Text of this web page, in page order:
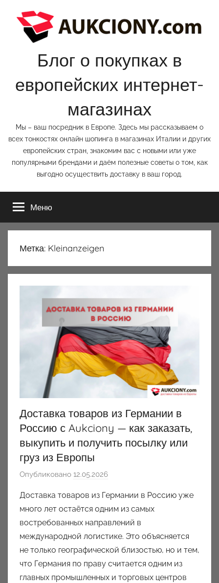
содержимому
Блог о покупках в
европейских интернет-
магазинах
Мы – ваш посредник в Европе. Здесь мы рассказываем о
всех тонкостях онлайн шопинга в магазинах Италии и других
европейских стран, знакомим вас с новыми или уже
популярными брендами и даём полезные советы о том, как
выгодно осуществить доставку в ваш город.
Меню
Метка: Kleinanzeigen
Доставка товаров из Германии в
Россию с Aukciony — как заказать,
выкупить и получить посылку или
груз из Европы
Опубликовано 12.05.2026
т
о
р
о
м
a
u
Доставка товаров из Германии в Россию уже
много лет остаётся одним из самых
востребованных направлений в
международной логистике. Это объясняется
не только географической близостью, но и тем,
что Германия по праву считается одним из
главных промышленных и торговых центров